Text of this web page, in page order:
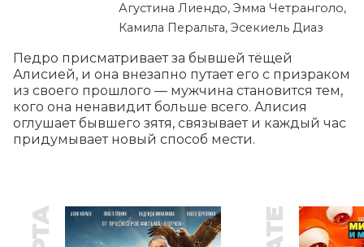
Агустина Лиендо, Эмма Четранголо,
Камила Перальта, Эсекиель Диаз
Педро присматривает за бывшей тёщей
Алисией, и она внезапно путает его с призраком
из своего прошлого — мужчина становится тем,
кого она ненавидит больше всего. Алисия
оглушает бывшего зятя, связывает и каждый час
придумывает новый способ мести.